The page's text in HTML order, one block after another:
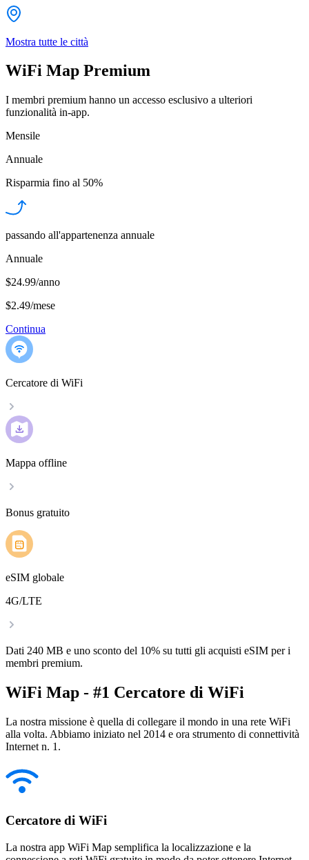
Mostra tutte le città
WiFi Map Premium
I membri premium hanno un accesso esclusivo a ulteriori
funzionalità in-app.
Mensile
Annuale
Risparmia fino al 50%
passando all'appartenenza annuale
Annuale
$24.99/anno
$2.49/mese
Continua
Cercatore di WiFi
Mappa offline
Bonus gratuito
eSIM globale
4G/LTE
Dati 240 MB e uno sconto del 10% su tutti gli acquisti eSIM per i
membri premium.
WiFi Map - #1 Cercatore di WiFi
La nostra missione è quella di collegare il mondo in una rete WiFi
alla volta. Abbiamo iniziato nel 2014 e ora strumento di connettività
Internet n. 1.
Cercatore di WiFi
La nostra app WiFi Map semplifica la localizzazione e la